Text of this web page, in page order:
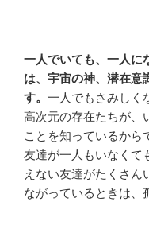
一人でいても、一人に
は、宇宙の神、潜在意
す。 一人でもさみしく
高次元の存在たちが、
ことを知っているから
友達が一人もいなくて
えない友達がたくさん
ながっているときは、